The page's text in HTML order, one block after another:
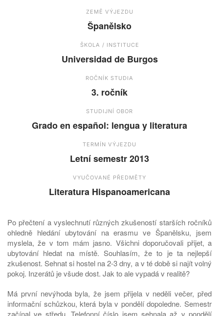
ZEMĚ VÝJEZDU
Španělsko
ŠKOLA / INSTITUCE
Universidad de Burgos
ROČNÍK STUDIA
3. ročník
STUDIJNÍ OBOR
Grado en español: lengua y literatura
TERMÍN VÝJEZDU
Letní semestr 2013
VYUČOVANÉ PŘEDMĚTY
Literatura Hispanoamericana
Po přečtení a vyslechnutí různých zkušeností starších ročníků
ohledně hledání ubytování na erasmu ve Španělsku, jsem
myslela, že v tom mám jasno. Všichni doporučovali přijet, a
ubytování hledat na místě. Souhlasím, že to je ta nejlepší
zkušenost. Sehnat si hostel na 2-3 dny, a v té době si najít volný
pokoj. Inzerátů je všude dost. Jak to ale vypadá v realitě?
Má první nevýhoda byla, že jsem přijela v neděli večer, před
informační schůzkou, která byla v pondělí dopoledne. Semestr
začínal ve středu. Telefonní číslo jsem sehnala až v pondělí